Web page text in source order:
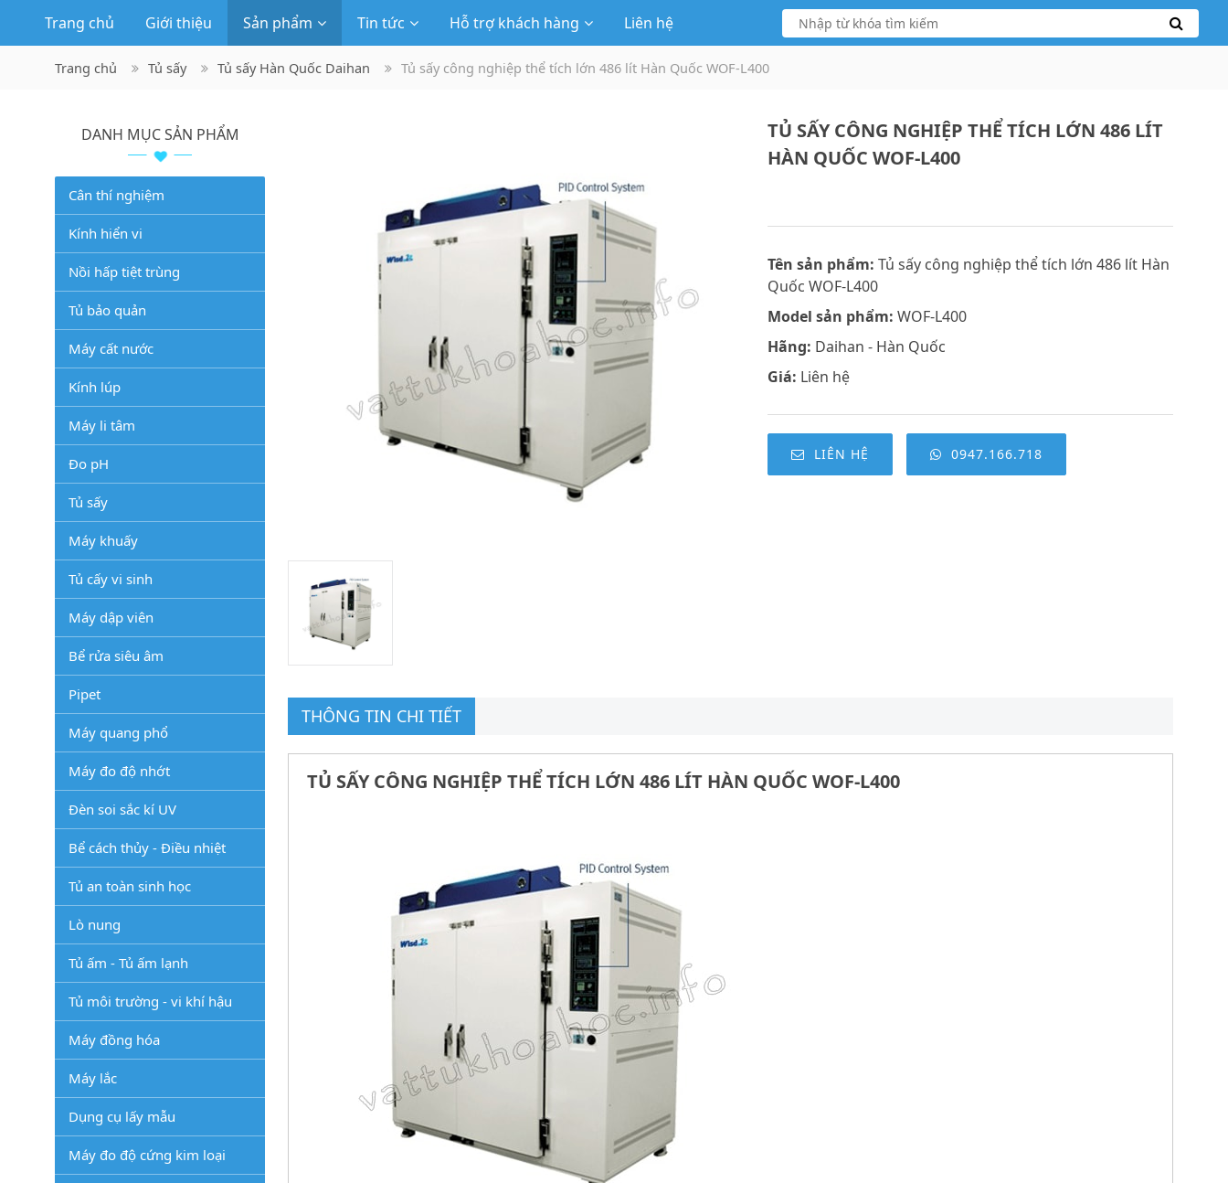
Trang chủ Giới thiệu Sản phẩm Tin tức Hỗ trợ khách hàng Liên hệ
Trang chủ Tủ sấy Tủ sấy Hàn Quốc Daihan Tủ sấy công nghiệp thể tích lớn 486 lít Hàn Quốc WOF-L400
TỦ SẤY CÔNG NGHIỆP THỂ TÍCH LỚN 486 LÍT
HÀN QUỐC WOF-L400
Tên sản phẩm: Tủ sấy công nghiệp thể tích lớn 486 lít Hàn
Quốc WOF-L400
Model sản phẩm: WOF-L400
Hãng: Daihan - Hàn Quốc
Giá: Liên hệ
LIÊN HỆ 0947.166.718
THÔNG TIN CHI TIẾT
TỦ SẤY CÔNG NGHIỆP THỂ TÍCH LỚN 486 LÍT HÀN QUỐC WOF-L400
DANH MỤC SẢN PHẨM
Cân thí nghiệm
Kính hiển vi
Nồi hấp tiệt trùng
Tủ bảo quản
Máy cất nước
Kính lúp
Máy li tâm
Đo pH
Tủ sấy
Máy khuấy
Tủ cấy vi sinh
Máy dập viên
Bể rửa siêu âm
Pipet
Máy quang phổ
Máy đo độ nhớt
Đèn soi sắc kí UV
Bể cách thủy - Điều nhiệt
Tủ an toàn sinh học
Lò nung
Tủ ấm - Tủ ấm lạnh
Tủ môi trường - vi khí hậu
Máy đồng hóa
Máy lắc
Dụng cụ lấy mẫu
Máy đo độ cứng kim loại